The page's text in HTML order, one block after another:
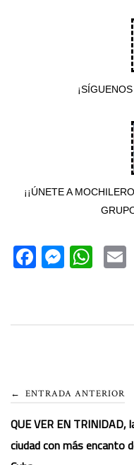
¡¡ÚNETE A
F
ac
M
es
W
h
p
Navegación
de
← ENTRADA ANTERIOR
QUE VER EN TRINIDAD,
ciudad con más encanto